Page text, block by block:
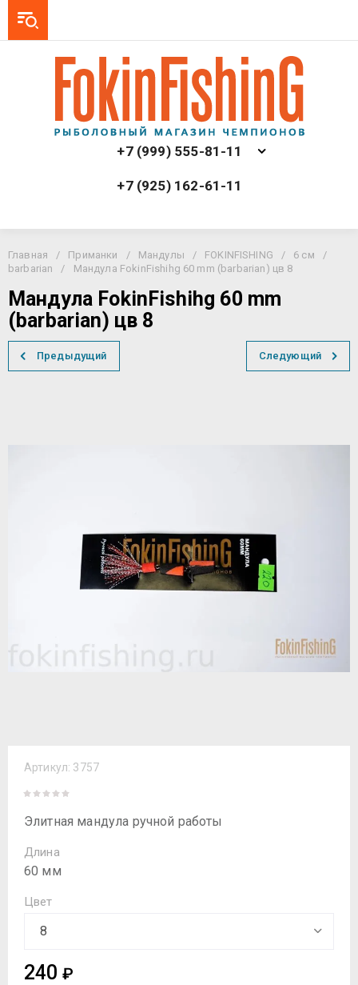
+7 (999) 555-81-11
+7 (925) 162-61-11
Главная / Приманки / Мандулы / FOKINFISHING / 6 см
/
barbarian
/ Мандула FokinFishihg 60 mm (barbarian) цв 8
Мандула FokinFishihg 60 mm
(barbarian) цв 8
Предыдущий Следующий
Артикул: 3757
Элитная мандула ручной работы
Длина
60 мм
Цвет
240 ₽